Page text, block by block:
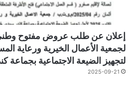
لجمعية الأعمال الخيرية ورعاية
لتجهيز الضيعة الاجتماعية بجماعة
2025-09-21